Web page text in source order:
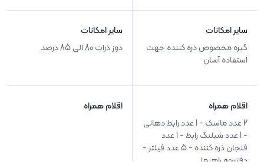
سایر امکانات
گیره مخصوص ذره کننده جهت
استفاده آسان
اقلام همراه
2 عدد ماسک - 1 عدد رابط دهانی
- 1 عدد شیلنگ رابط - 1 عدد
فنجان ذره کننده - 5 عدد فیلتر -
دفترچه راهنما
سایر امکانات
دوز ذرات 80 الی 85 درصد
اقلام همراه